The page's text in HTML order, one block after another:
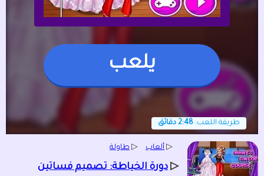
يلعب
طريقة اللعب: 2:48 دقائق
▷ ألعاب ▷ طاولة
▷ دورة الخياطة: تصميم فساتين